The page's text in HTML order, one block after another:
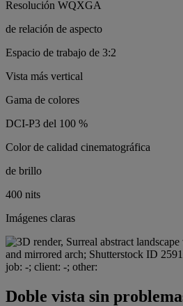
Resolución WQXGA
de relación de aspecto
Espacio de trabajo de 3:2
Vista más vertical
Gama de colores
DCI-P3 del 100 %
Color de calidad cinematográfica
de brillo
400 nits
Imágenes claras
Doble vista sin